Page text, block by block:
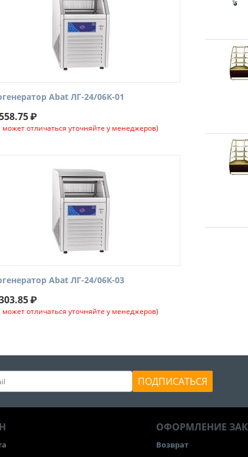
Abat ЛГ-24/06К-01
₽
отличаться уточняйте у менеджеров)
Abat ЛГ-24/06К-03
₽
отличаться уточняйте у менеджеров)
ПОДПИСАТЬСЯ
ОФОРМЛЕНИЕ
Возврат